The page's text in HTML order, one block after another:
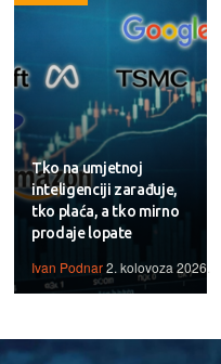
Tko na umjetnoj
inteligenciji zarađuje,
tko plaća, a tko mirno
prodaje lopate
Ivan Podnar2. kolovoza 2026.